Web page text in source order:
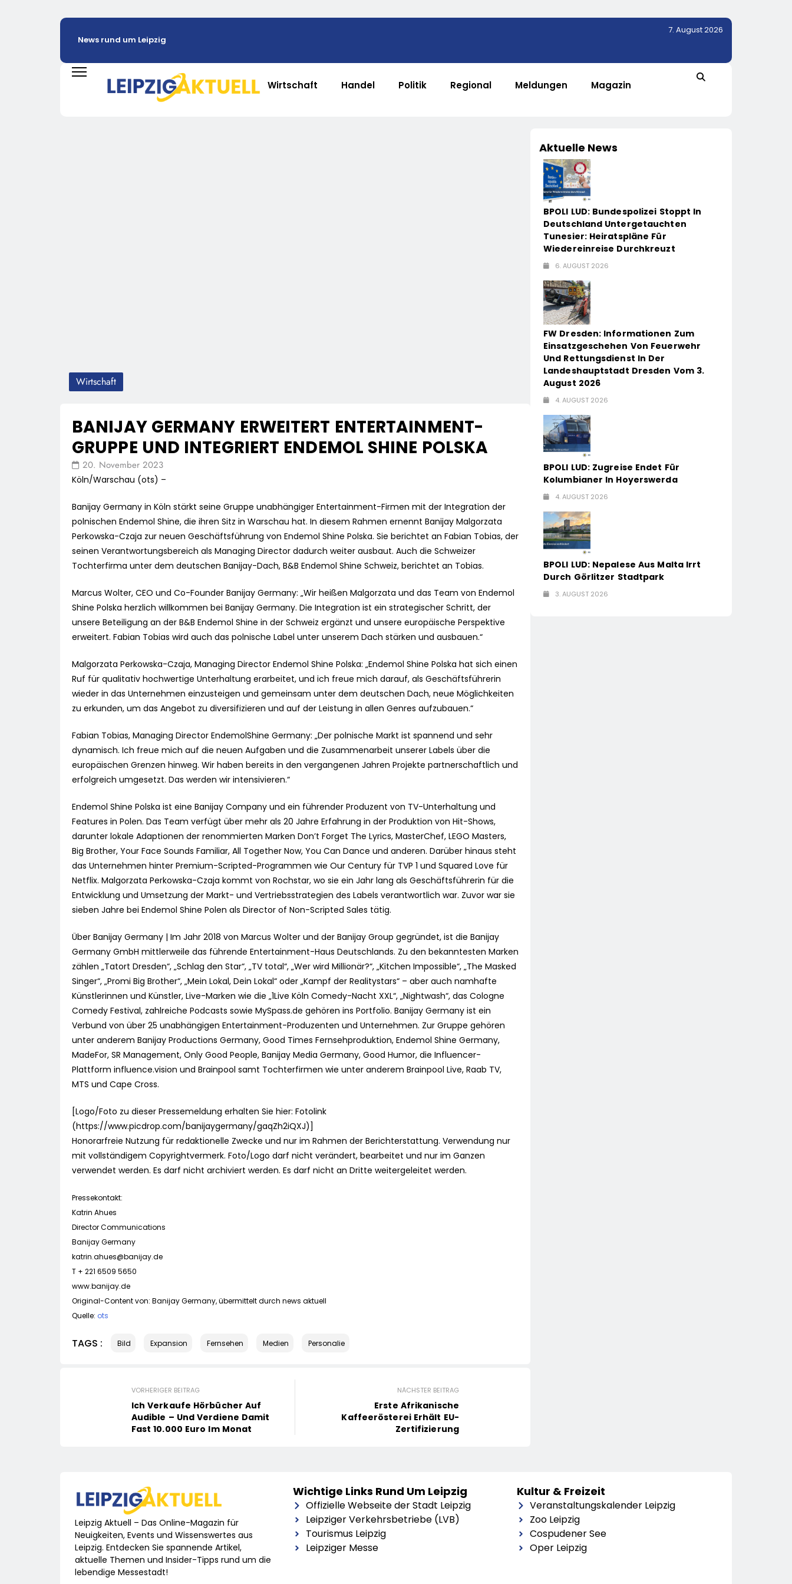
News rund um Leipzig
7. August 2026
Wirtschaft Handel Politik Regional Meldungen Magazin
Wirtschaft
BANIJAY GERMANY ERWEITERT ENTERTAINMENT-
GRUPPE UND INTEGRIERT ENDEMOL SHINE POLSKA
20. November 2023
Köln/Warschau (ots) –
Banijay Germany in Köln stärkt seine Gruppe unabhängiger Entertainment-Firmen mit der Integration der
polnischen Endemol Shine, die ihren Sitz in Warschau hat. In diesem Rahmen ernennt Banijay Malgorzata
Perkowska-Czaja zur neuen Geschäftsführung von Endemol Shine Polska. Sie berichtet an Fabian Tobias, der
seinen Verantwortungsbereich als Managing Director dadurch weiter ausbaut. Auch die Schweizer
Tochterfirma unter dem deutschen Banijay-Dach, B&B Endemol Shine Schweiz, berichtet an Tobias.
Marcus Wolter, CEO und Co-Founder Banijay Germany: „Wir heißen Malgorzata und das Team von Endemol
Shine Polska herzlich willkommen bei Banijay Germany. Die Integration ist ein strategischer Schritt, der
unsere Beteiligung an der B&B Endemol Shine in der Schweiz ergänzt und unsere europäische Perspektive
erweitert. Fabian Tobias wird auch das polnische Label unter unserem Dach stärken und ausbauen.“
Malgorzata Perkowska-Czaja, Managing Director Endemol Shine Polska: „Endemol Shine Polska hat sich einen
Ruf für qualitativ hochwertige Unterhaltung erarbeitet, und ich freue mich darauf, als Geschäftsführerin
wieder in das Unternehmen einzusteigen und gemeinsam unter dem deutschen Dach, neue Möglichkeiten
zu erkunden, um das Angebot zu diversifizieren und auf der Leistung in allen Genres aufzubauen.“
Fabian Tobias, Managing Director EndemolShine Germany: „Der polnische Markt ist spannend und sehr
dynamisch. Ich freue mich auf die neuen Aufgaben und die Zusammenarbeit unserer Labels über die
europäischen Grenzen hinweg. Wir haben bereits in den vergangenen Jahren Projekte partnerschaftlich und
erfolgreich umgesetzt. Das werden wir intensivieren.“
Endemol Shine Polska ist eine Banijay Company und ein führender Produzent von TV-Unterhaltung und
Features in Polen. Das Team verfügt über mehr als 20 Jahre Erfahrung in der Produktion von Hit-Shows,
darunter lokale Adaptionen der renommierten Marken Don’t Forget The Lyrics, MasterChef, LEGO Masters,
Big Brother, Your Face Sounds Familiar, All Together Now, You Can Dance und anderen. Darüber hinaus steht
das Unternehmen hinter Premium-Scripted-Programmen wie Our Century für TVP 1 und Squared Love für
Netflix. Malgorzata Perkowska-Czaja kommt von Rochstar, wo sie ein Jahr lang als Geschäftsführerin für die
Entwicklung und Umsetzung der Markt- und Vertriebsstrategien des Labels verantwortlich war. Zuvor war sie
sieben Jahre bei Endemol Shine Polen als Director of Non-Scripted Sales tätig.
Über Banijay Germany | Im Jahr 2018 von Marcus Wolter und der Banijay Group gegründet, ist die Banijay
Germany GmbH mittlerweile das führende Entertainment-Haus Deutschlands. Zu den bekanntesten Marken
zählen „Tatort Dresden“, „Schlag den Star“, „TV total“, „Wer wird Millionär?“, „Kitchen Impossible“, „The Masked
Singer“, „Promi Big Brother“, „Mein Lokal, Dein Lokal“ oder „Kampf der Realitystars“ – aber auch namhafte
Künstlerinnen und Künstler, Live-Marken wie die „1Live Köln Comedy-Nacht XXL“, „Nightwash“, das Cologne
Comedy Festival, zahlreiche Podcasts sowie MySpass.de gehören ins Portfolio. Banijay Germany ist ein
Verbund von über 25 unabhängigen Entertainment-Produzenten und Unternehmen. Zur Gruppe gehören
unter anderem Banijay Productions Germany, Good Times Fernsehproduktion, Endemol Shine Germany,
MadeFor, SR Management, Only Good People, Banijay Media Germany, Good Humor, die Influencer-
Plattform influence.vision und Brainpool samt Tochterfirmen wie unter anderem Brainpool Live, Raab TV,
MTS und Cape Cross.
[Logo/Foto zu dieser Pressemeldung erhalten Sie hier: Fotolink
(https://www.picdrop.com/banijaygermany/gaqZh2iQXJ)]
Honorarfreie Nutzung für redaktionelle Zwecke und nur im Rahmen der Berichterstattung. Verwendung nur
mit vollständigem Copyrightvermerk. Foto/Logo darf nicht verändert, bearbeitet und nur im Ganzen
verwendet werden. Es darf nicht archiviert werden. Es darf nicht an Dritte weitergeleitet werden.
Pressekontakt:
Katrin Ahues
Director Communications
Banijay Germany
katrin.ahues@banijay.de
T + 221 6509 5650
www.banijay.de
Original-Content von: Banijay Germany, übermittelt durch news aktuell
Quelle: ots
TAGS : Bild Expansion Fernsehen Medien Personalie
VORHERIGER BEITRAG
Ich Verkaufe Hörbücher Auf
Audible – Und Verdiene Damit
Fast 10.000 Euro Im Monat
NÄCHSTER BEITRAG
Erste Afrikanische
Kaffeerösterei Erhält EU-
Zertifizierung
Aktuelle News
BPOLI LUD: Bundespolizei Stoppt In
Deutschland Untergetauchten
Tunesier: Heiratspläne Für
Wiedereinreise Durchkreuzt
6. AUGUST 2026
FW Dresden: Informationen Zum
Einsatzgeschehen Von Feuerwehr
Und Rettungsdienst In Der
Landeshauptstadt Dresden Vom 3.
August 2026
4. AUGUST 2026
BPOLI LUD: Zugreise Endet Für
Kolumbianer In Hoyerswerda
4. AUGUST 2026
BPOLI LUD: Nepalese Aus Malta Irrt
Durch Görlitzer Stadtpark
3. AUGUST 2026
Leipzig Aktuell – Das Online-Magazin für
Neuigkeiten, Events und Wissenswertes aus
Leipzig. Entdecken Sie spannende Artikel,
aktuelle Themen und Insider-Tipps rund um die
lebendige Messestadt!
Wichtige Links Rund Um Leipzig
Offizielle Webseite der Stadt Leipzig
Leipziger Verkehrsbetriebe (LVB)
Tourismus Leipzig
Leipziger Messe
Kultur & Freizeit
Veranstaltungskalender Leipzig
Zoo Leipzig
Cospudener See
Oper Leipzig